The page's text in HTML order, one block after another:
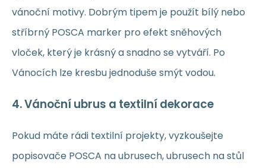
vánoční motivy. Dobrým tipem je použít bílý nebo
stříbrný POSCA marker pro efekt sněhových
vloček, který je krásný a snadno se vytváří. Po
Vánocích lze kresbu jednoduše smýt vodou.
4.Vánoční ubrus a textilní dekorace
Pokud máte rádi textilní projekty, vyzkoušejte
popisovače POSCA na ubrusech, ubrusech na stůl